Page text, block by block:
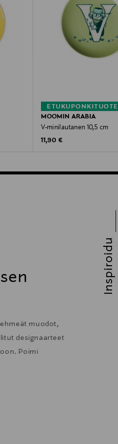
ETUKUPONKITUOTE
MOOMIN ARABIA
V-minilautanen 10,5 cm
Original Price
11,90 €
muodot,
designaarteet
Poimi
Inspiroidu